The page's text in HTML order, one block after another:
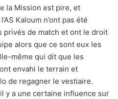
la Mission est pire, et
Kaloum n’ont pas été
privés de match et ont le droit
alors que ce sont eux les
même qui dit que les
envahi le terrain et
de regagner le vestiaire.
y a une certaine influence sur